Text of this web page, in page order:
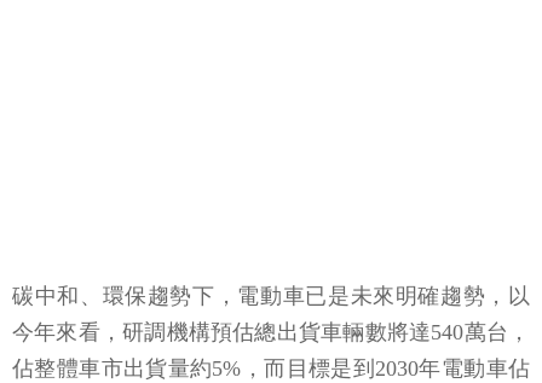
碳中和、環保趨勢下，電動車已是未來明確趨勢，以
今年來看，研調機構預估總出貨車輛數將達540萬台，
佔整體車市出貨量約5% ，而目標是到2030年電動車佔